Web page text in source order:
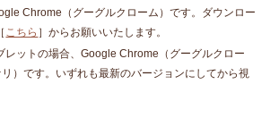
Chrome（グーグルクローム）です。ダウンロー
こちら ］からお願いいたします。
レットの場合、Google Chrome（グーグルクロー
）です。いずれも最新のバージョンにしてから視